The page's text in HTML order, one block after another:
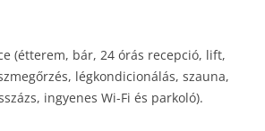
(étterem, bár, 24 órás recepció, lift,
légkondicionálás, szauna,
ingyenes Wi-Fi és parkoló).